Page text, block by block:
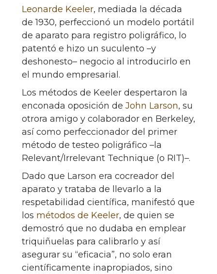
Leonarde Keeler, mediada la década
de 1930, perfeccionó un modelo portátil
de aparato para registro poligráfico, lo
patentó e hizo un suculento –y
deshonesto– negocio al introducirlo en
el mundo empresarial.
Los métodos de Keeler despertaron la
enconada oposición de John Larson, su
otrora amigo y colaborador en Berkeley,
así como perfeccionador del primer
método de testeo poligráfico –la
Relevant/Irrelevant Technique (o RIT)–.
Dado que Larson era cocreador del
aparato y trataba de llevarlo a la
respetabilidad científica, manifestó que
los métodos de Keeler, de quien se
demostró que no dudaba en emplear
triquiñuelas para calibrarlo y así
asegurar su “eficacia”, no solo eran
científicamente inapropiados, sino